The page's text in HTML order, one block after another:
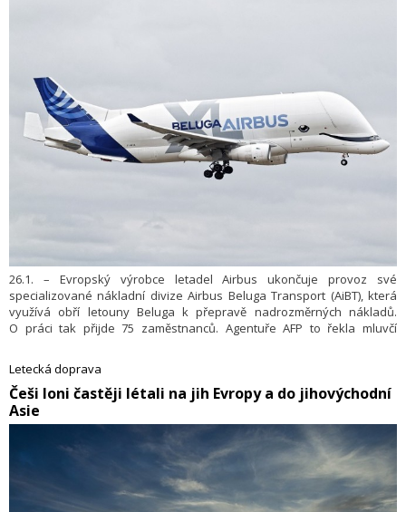
26.1. – Evropský výrobce letadel Airbus ukončuje provoz své
specializované nákladní divize Airbus Beluga Transport (AiBT), která
využívá obří letouny Beluga k přepravě nadrozměrných nákladů.
O práci tak přijde 75 zaměstnanců. Agentuře AFP to řekla mluvčí
s okamžitou platností pozastaveny.
Letecká doprava
​Češi loni častěji létali na jih Evropy a do jihovýchodní
Asie